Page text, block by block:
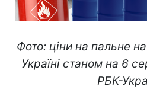
Фото: ціни на пальне
Україні станом на 6
РБК-